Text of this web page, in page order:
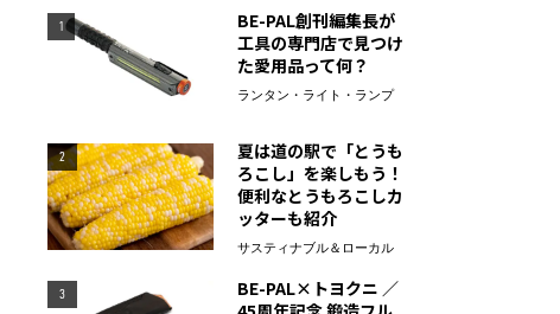
1
BE-PAL創刊編集長が
工具の専門店で見つけ
た愛用品って何？
ランタン・ライト・ランプ
2
夏は道の駅で「とうも
ろこし」を楽しもう！
便利なとうもろこしカ
ッターも紹介
サスティナブル＆ローカル
3
BE-PAL×トヨクニ ／